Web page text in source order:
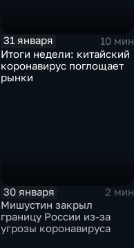
31 января
10 мин
Итоги недели: китайский
коронавирус поглощает
рынки
30 января
2 мин
Мишустин закрыл
границу России из-за
угрозы коронавируса